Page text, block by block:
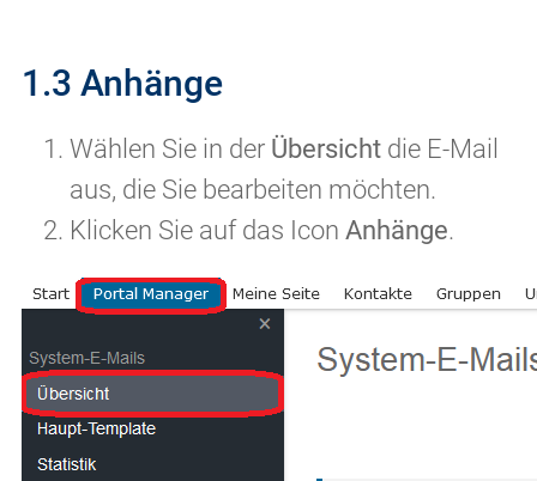
1.3 Anhänge
Wählen Sie in der Übersichtdie E-Mail
aus, die Sie bearbeiten möchten.
Klicken Sie auf das Icon Anhänge.